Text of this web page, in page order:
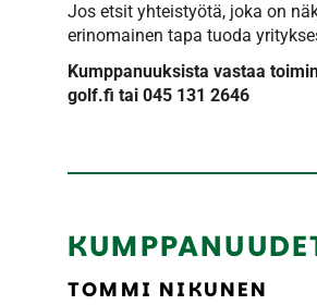
Jos etsit yhteistyötä, joka on
erinomainen tapa tuoda
Kumppanuuksista vastaa
golf.fi tai 045 131 2646
TOMMI NIKUNEN